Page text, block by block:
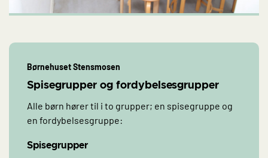
Børnehuset Stensmosen
Spisegrupper og fordybelsesgrupper
Alle børn hører til i to grupper; en spisegruppe og
en fordybelsesgruppe:
Spisegrupper